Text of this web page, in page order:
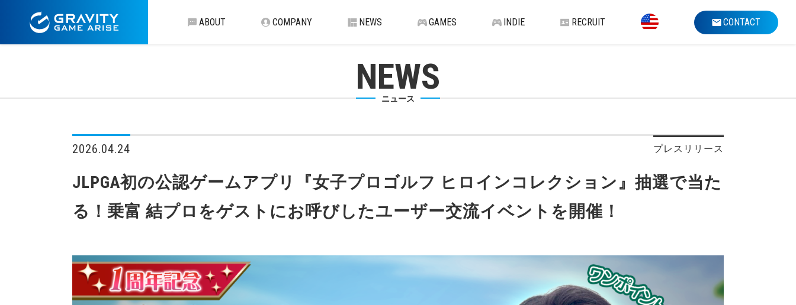
ABOUT COMPANY NEWS GAMES INDIE RECRUIT CONTACT
NEWS
ニュース
2026.04.24 プレスリリース
JLPGA初の公認ゲームアプリ『女子プロゴルフ ヒロインコレクション』抽選で当た
る！乗富 結プロをゲストにお呼びしたユーザー交流イベントを開催！